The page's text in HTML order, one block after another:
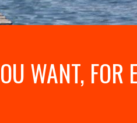
WANT, FOR